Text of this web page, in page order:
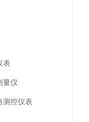
表
量仪
测控仪表